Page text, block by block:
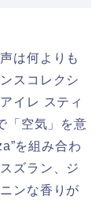
は何よりも
スコレクシ
イレ スティ
「空気」を意
を組み合わ
ズラン、ジ
ンな香りが